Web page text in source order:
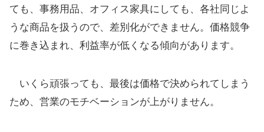
ても、事務用品、オフィス家具にしても、各社同じよ
うな商品を扱うので、差別化ができません。価格競争
に巻き込まれ、利益率が低くなる傾向があります。
いくら頑張っても、最後は価格で決められてしまう
ため、営業のモチベーションが上がりません。